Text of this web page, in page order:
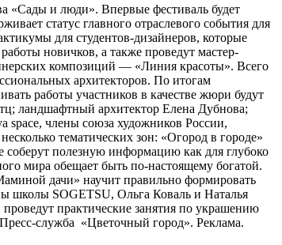
«Сады и люди». Впервые фестиваль будет
статус главного отраслевого события для
для студентов-дизайнеров, которые
новичков, а также проведут мастер-
композиций — «Линия красоты». Всего
архитекторов. По итогам
работы участников в качестве жюри будут
ландшафтный архитектор Елена Дубнова;
члены союза художников России,
тематических зон: «Огород в городе»
соберут полезную информацию как для глубоко
мира обещает быть по-настоящему богатой.
дачи» научит правильно формировать
школы SOGETSU, Ольга Коваль и Наталья
практические занятия по украшению
служба «Цветочный город». Реклама.